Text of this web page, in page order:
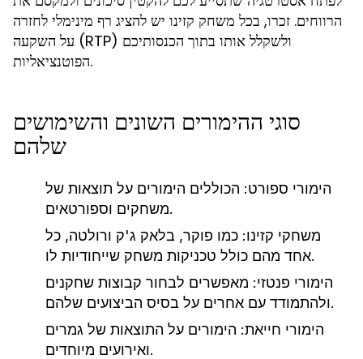
הרווחים. זכרו, בכל משחק קזינו יש להציג רף מינימלי לחזרה
על השקעה (RTP) ולשקלל אותו בתוך הכנסותיכם
הפוטנציאליות.
סוגי ההימורים השונים והשימושים
שלהם
הימורי ספורט: הכוללים הימורים על תוצאות של
משחקים וספורטאים.
משחקי קזינו: כמו פוקר, בלאק ג'ק ורולטה, כל
אחד מהם כולל טכניקות משחק שייחודיות לו.
הימורי פנטזי: מאפשרים לבחור קבוצות שחקנים
ולהתמודד עם אחרים על בסיס הביצועים שלהם.
הימורי חייאת: הימורים על התוצאות של גמרים
ואירועים מיוחדים.